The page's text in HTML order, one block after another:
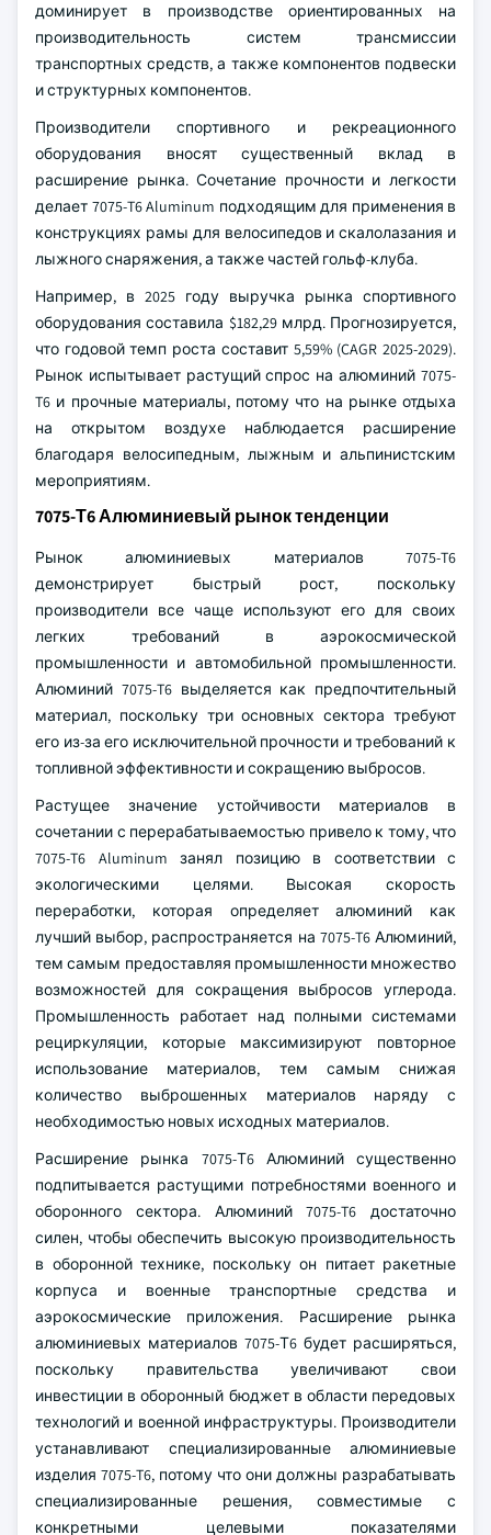
доминирует в производстве ориентированных на
производительность систем трансмиссии
транспортных средств, а также компонентов подвески
и структурных компонентов.
Производители спортивного и рекреационного
оборудования вносят существенный вклад в
расширение рынка. Сочетание прочности и легкости
делает 7075-T6 Aluminum подходящим для применения в
конструкциях рамы для велосипедов и скалолазания и
лыжного снаряжения, а также частей гольф-клуба.
Например, в 2025 году выручка рынка спортивного
оборудования составила $182,29 млрд. Прогнозируется,
что годовой темп роста составит 5,59% (CAGR 2025-2029).
Рынок испытывает растущий спрос на алюминий 7075-
T6 и прочные материалы, потому что на рынке отдыха
на открытом воздухе наблюдается расширение
благодаря велосипедным, лыжным и альпинистским
мероприятиям.
7075-Т6 Алюминиевый рынок тенденции
Рынок алюминиевых материалов 7075-T6
демонстрирует быстрый рост, поскольку
производители все чаще используют его для своих
легких требований в аэрокосмической
промышленности и автомобильной промышленности.
Алюминий 7075-T6 выделяется как предпочтительный
материал, поскольку три основных сектора требуют
его из-за его исключительной прочности и требований к
топливной эффективности и сокращению выбросов.
Растущее значение устойчивости материалов в
сочетании с перерабатываемостью привело к тому, что
7075-T6 Aluminum занял позицию в соответствии с
экологическими целями. Высокая скорость
переработки, которая определяет алюминий как
лучший выбор, распространяется на 7075-T6 Алюминий,
тем самым предоставляя промышленности множество
возможностей для сокращения выбросов углерода.
Промышленность работает над полными системами
рециркуляции, которые максимизируют повторное
использование материалов, тем самым снижая
количество выброшенных материалов наряду с
необходимостью новых исходных материалов.
Расширение рынка 7075-Т6 Алюминий существенно
подпитывается растущими потребностями военного и
оборонного сектора. Алюминий 7075-T6 достаточно
силен, чтобы обеспечить высокую производительность
в оборонной технике, поскольку он питает ракетные
корпуса и военные транспортные средства и
аэрокосмические приложения. Расширение рынка
алюминиевых материалов 7075-Т6 будет расширяться,
поскольку правительства увеличивают свои
инвестиции в оборонный бюджет в области передовых
технологий и военной инфраструктуры. Производители
устанавливают специализированные алюминиевые
изделия 7075-T6, потому что они должны разрабатывать
специализированные решения, совместимые с
конкретными целевыми показателями